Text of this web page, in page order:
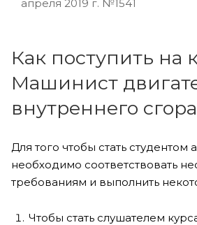
апреля 2019 г. №1541
Как поступить на
Машинист
внутреннего
Для того чтобы стать студентом
необходимо соответствовать
требованиям и выполнить
Чтобы стать слушателем